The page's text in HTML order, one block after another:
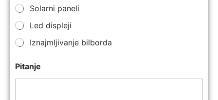
Solarni paneli
Led displeji
Iznajmljivanje bilborda
Pitanje